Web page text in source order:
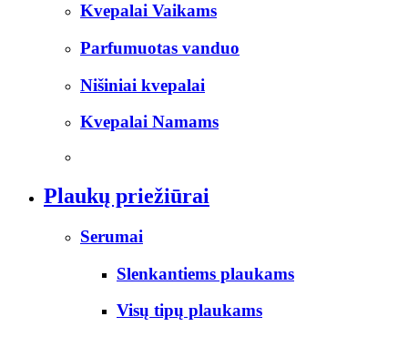
Kvepalai Vaikams
Parfumuotas vanduo
Nišiniai kvepalai
Kvepalai Namams
Plaukų priežiūrai
Serumai
Slenkantiems plaukams
Visų tipų plaukams